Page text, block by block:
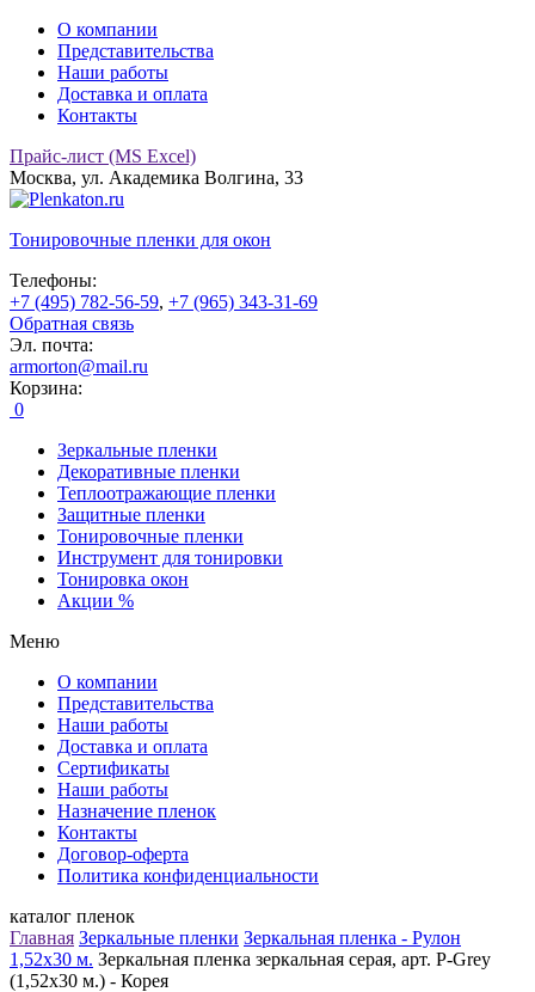
О компании
Представительства
Наши работы
Доставка и оплата
Контакты
Прайс-лист (MS Excel)
Москва, ул. Академика Волгина, 33
Тонировочные пленки для окон
Телефоны:
+7 (495) 782-56-59, +7 (965) 343-31-69
Обратная связь
Эл. почта:
armorton@mail.ru
Корзина:
0
Зеркальные пленки
Декоративные пленки
Теплоотражающие пленки
Защитные пленки
Тонировочные пленки
Инструмент для тонировки
Тонировка окон
Акции %
Меню
О компании
Представительства
Наши работы
Доставка и оплата
Сертификаты
Наши работы
Назначение пленок
Контакты
Договор-оферта
Политика конфиденциальности
каталог пленок
Главная Зеркальные пленки Зеркальная пленка - Рулон
1,52х30 м. Зеркальная пленка зеркальная серая, арт. P-Grey
(1,52х30 м.) - Корея